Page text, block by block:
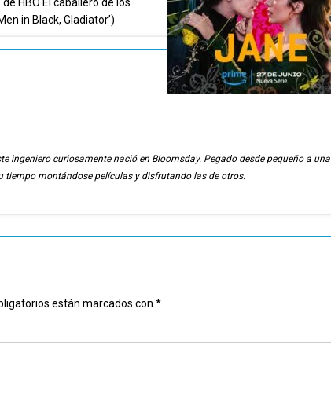
HBO El caballero de los
in Black, Gladiator’)
ingeniero curiosamente nació en Bloomsday. Pegado desde pequeño a una
tiempo montándose películas y disfrutando las de otros.
están marcados con *